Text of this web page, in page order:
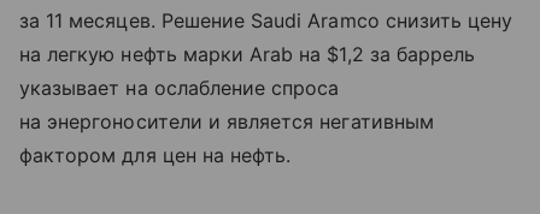
за 11 месяцев. Решение Saudi Aramco снизить цену
на легкую нефть марки Arab на $1,2 за баррель
указывает на ослабление спроса
на энергоносители и является негативным
фактором для цен на нефть.